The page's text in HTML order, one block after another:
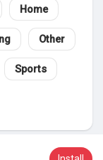
Home
Other
Sports